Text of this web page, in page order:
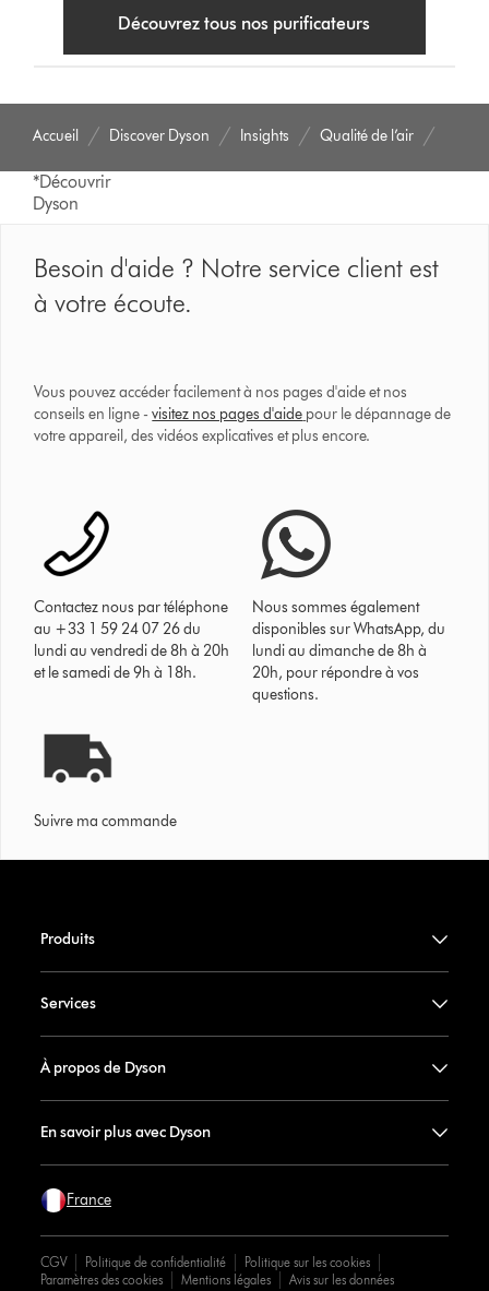
Découvrez tous nos purificateurs
Accueil Discover Dyson Insights Qualité de l’air
*Découvrir
Dyson
Besoin d'aide ? Notre service client est
à votre écoute.
Vous pouvez accéder facilement à nos pages d'aide et nos
conseils en ligne -visitez nos pages d'aide pour le dépannage de
votre appareil, des vidéos explicatives et plus encore.
Contactez nous par téléphone
au +33 1 59 24 07 26 du
lundi au vendredi de 8h à 20h
et le samedi de 9h à 18h.
Nous sommes également
disponibles sur WhatsApp, du
lundi au dimanche de 8h à
20h, pour répondre à vos
questions.
Suivre ma commande
Produits
Services
À propos de Dyson
En savoir plus avec Dyson
France
CGV Politique de confidentialité
Politique sur les cookies
Paramètres des cookies
Mentions légales Avis sur les données